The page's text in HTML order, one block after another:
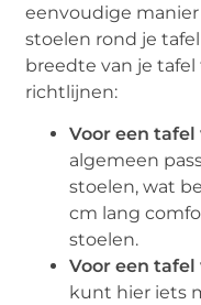
eenvoudige
stoelen rond je
breedte van je
richtlijnen:
Voor een tafel
algemeen
stoelen, wat
cm lang
stoelen.
Voor een tafel
kunt hier iets